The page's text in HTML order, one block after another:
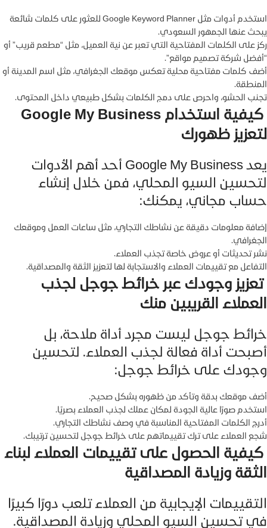
استخدم أدوات مثل Google Keyword Planner للعثور على كلمات شائعة
يبحث عنها الجمهور السعودي.
ركز على الكلمات المفتاحية التي تعبر عن نية العميل، مثل “مطعم قريب” أو
“أفضل شركة تصميم مواقع”.
أضف كلمات مفتاحية محلية تعكس موقعك الجغرافي، مثل اسم المدينة أو
المنطقة.
تجنب الحشو، واحرص على دمج الكلمات بشكل طبيعي داخل المحتوى.
كيفية استخدام Google My Business
لتعزيز ظهورك
يعد Google My Business أحد أهم الأدوات
لتحسين السيو المحلي، فمن خلال إنشاء
حساب مجاني، يمكنك:
إضافة معلومات دقيقة عن نشاطك التجاري، مثل ساعات العمل وموقعك
الجغرافي.
نشر تحديثات أو عروض خاصة تجذب العملاء.
التفاعل مع تقييمات العملاء والاستجابة لها لتعزيز الثقة والمصداقية.
تعزيز وجودك عبر خرائط جوجل لجذب
العملاء القريبين منك
خرائط جوجل ليست مجرد أداة ملاحة، بل
أصبحت أداة فعالة لجذب العملاء. لتحسين
وجودك على خرائط جوجل:
أضف موقعك بدقة وتأكد من ظهوره بشكل صحيح.
استخدم صورًا عالية الجودة لمكان عملك لجذب العملاء بصريًا.
أدرج الكلمات المفتاحية المناسبة في وصف نشاطك التجاري.
شجع العملاء على ترك تقييماتهم على خرائط جوجل لتحسين ترتيبك.
كيفية الحصول على تقييمات العملاء لبناء
الثقة وزيادة المصداقية
التقييمات الإيجابية من العملاء تلعب دورًا كبيرًا
في تحسين السيو المحلي وزيادة المصداقية.